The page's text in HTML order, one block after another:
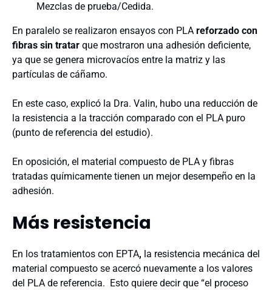
Mezclas de prueba/Cedida.
En paralelo se realizaron ensayos con PLA reforzado con
fibras sin tratar que mostraron una adhesión deficiente,
ya que se genera microvacíos entre la matriz y las
partículas de cáñamo.
En este caso, explicó la Dra. Valin, hubo una reducción de
la resistencia a la tracción comparado con el PLA puro
(punto de referencia del estudio).
En oposición, el material compuesto de PLA y fibras
tratadas químicamente tienen un mejor desempeño en la
adhesión.
Más resistencia
En los tratamientos con EPTA, la resistencia mecánica del
material compuesto se acercó nuevamente a los valores
del PLA de referencia. Esto quiere decir que “el proceso